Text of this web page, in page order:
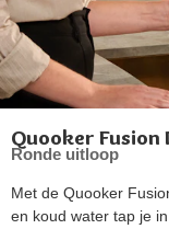
Quooker Fusion
Ronde uitloop
Met de Quooker
en koud water tap je